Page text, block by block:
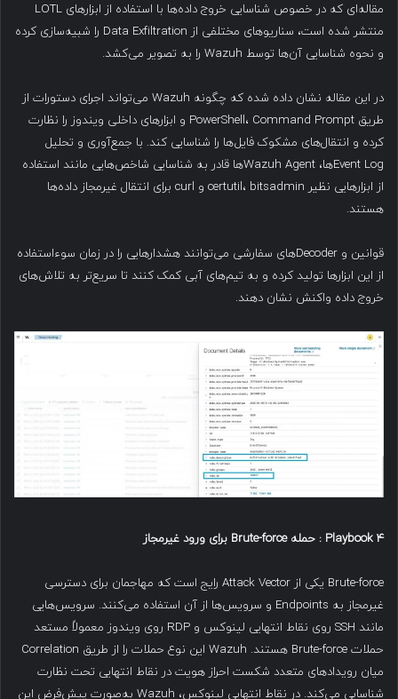
مقاله‌ای که در خصوص شناسایی خروج داده‌ها با استفاده از ابزارهای LOTL
منتشر شده است، سناریوهای مختلفی از Data Exfiltration را شبیه‌سازی کرده
و نحوه شناسایی آن‌ها توسط Wazuh را به تصویر می‌کشد.
در این مقاله نشان داده شده که چگونه Wazuh می‌تواند اجرای دستورات از
طریق PowerShell، Command Prompt و ابزارهای داخلی ویندوز را نظارت
کرده و انتقال‌های مشکوک فایل‌ها را شناسایی کند. با جمع‌آوری و تحلیل
Event Logها، Wazuh Agentها قادر به شناسایی شاخص‌هایی مانند استفاده
از ابزارهایی نظیر certutil، bitsadmin و curl برای انتقال غیرمجاز داده‌ها
هستند.
قوانین و Decoderهای سفارشی می‌توانند هشدارهایی را در زمان سوءاستفاده
از این ابزارها تولید کرده و به تیم‌های آبی کمک کنند تا سریع‌تر به تلاش‌های
خروج داده واکنش نشان دهند.
Playbook 4
: حمله Brute-force برای ورود غیرمجاز
Brute-force یکی از Attack Vector رایج است که مهاجمان برای دسترسی
غیرمجاز به Endpoints و سرویس‌ها از آن استفاده می‌کنند. سرویس‌هایی
مانند SSH روی نقاط انتهایی لینوکس و RDP روی ویندوز معمولاً مستعد
حملات Brute-force هستند. Wazuh این نوع حملات را از طریق Correlation
میان رویدادهای متعدد شکست احراز هویت در نقاط انتهایی تحت نظارت
شناسایی می‌کند. در نقاط انتهایی لینوکس، Wazuh به‌صورت پیش‌فرض این